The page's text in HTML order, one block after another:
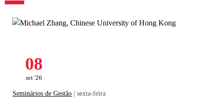
08
set '26
Seminários de Gestão | sexta-feira